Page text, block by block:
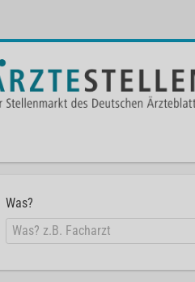
Was?